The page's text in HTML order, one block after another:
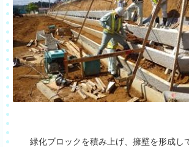
緑化ブロックを積み上げ、擁壁を形成して